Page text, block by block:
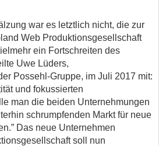
war es letztlich nicht, die zur
Web Produktionsgesellschaft
ein Fortschreiten des
Uwe Lüders,
Possehl-Gruppe, im Juli 2017 mit:
und fokussierten
man die beiden Unternehmungen
schrumpfenden Markt für neue
Das neue Unternehmen
soll nun